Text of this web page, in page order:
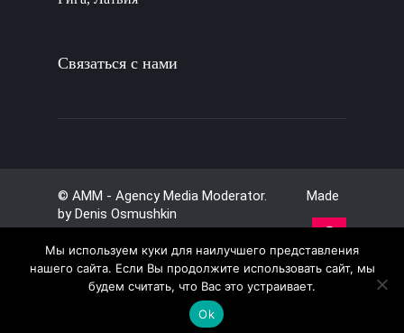
Связаться с нами
© AMM - Agency Media Moderator. Made
by Denis Osmushkin
Мы используем куки для наилучшего представления
нашего сайта. Если Вы продолжите использовать сайт, мы
будем считать, что Вас это устраивает.
Ok